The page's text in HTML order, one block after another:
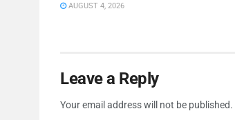
AUGUST 4, 2026
Leave a Reply
Your email address will not be published.